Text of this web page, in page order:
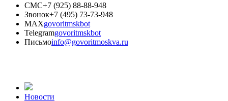
СМС+7 (925) 88-88-948
Звонок+7 (495) 73-73-948
MAXgovoritmskbot
Telegramgovoritmskbot
Письмоinfo@govoritmoskva.ru
Новости